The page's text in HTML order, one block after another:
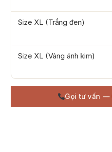
Size XL (Trắng đen)
Size XL (Vàng ánh kim)
Gọi tư vấn —